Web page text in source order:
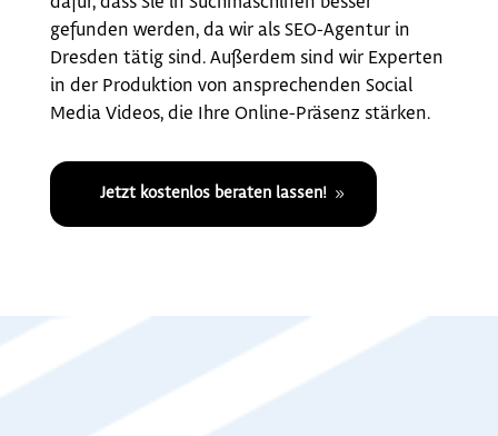
gefunden werden, da wir als SEO-Agentur in
Dresden tätig sind. Außerdem sind wir Experten
in der Produktion von ansprechenden Social
Media Videos, die Ihre Online-Präsenz stärken.
Jetzt kostenlos beraten lassen!